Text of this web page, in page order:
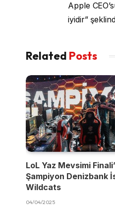
Apple
iyidir”
Related Posts
LoL Yaz Mevsimi
Şampiyon Denizbank
Wildcats
04/04/2025